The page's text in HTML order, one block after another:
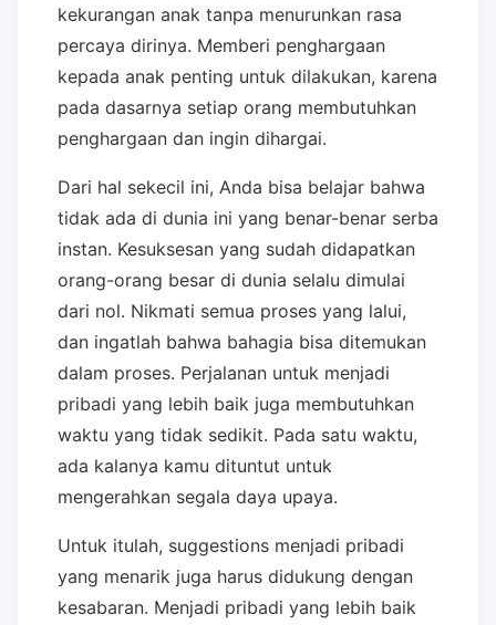
kekurangan anak tanpa menurunkan rasa
percaya dirinya. Memberi penghargaan
kepada anak penting untuk dilakukan, karena
pada dasarnya setiap orang membutuhkan
penghargaan dan ingin dihargai.
Dari hal sekecil ini, Anda bisa belajar bahwa
tidak ada di dunia ini yang benar-benar serba
instan. Kesuksesan yang sudah didapatkan
orang-orang besar di dunia selalu dimulai
dari nol. Nikmati semua proses yang lalui,
dan ingatlah bahwa bahagia bisa ditemukan
dalam proses. Perjalanan untuk menjadi
pribadi yang lebih baik juga membutuhkan
waktu yang tidak sedikit. Pada satu waktu,
ada kalanya kamu dituntut untuk
mengerahkan segala daya upaya.
Untuk itulah, suggestions menjadi pribadi
yang menarik juga harus didukung dengan
kesabaran. Menjadi pribadi yang lebih baik